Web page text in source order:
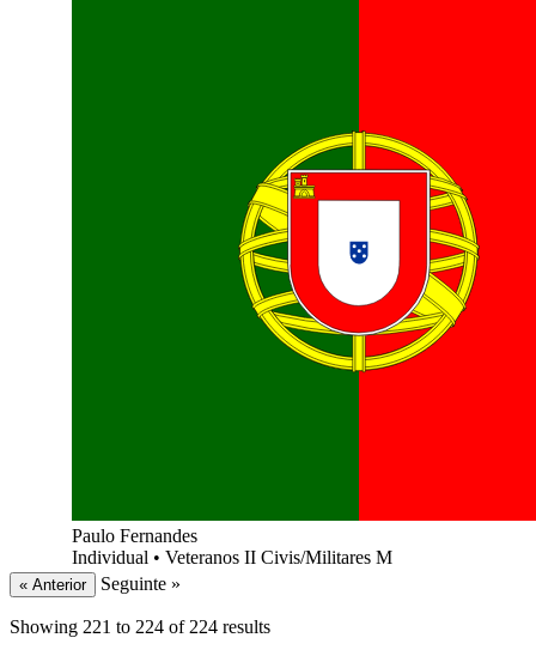
Paulo Fernandes
Individual • Veteranos II Civis/Militares M
« Anterior Seguinte »
Showing 221 to 224 of 224 results